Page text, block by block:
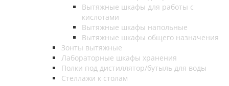
Вытяжные шкафы для работы с
кислотами
Вытяжные шкафы напольные
Вытяжные шкафы общего назначения
Зонты вытяжные
Лабораторные шкафы хранения
Полки под дистиллятор/бутыль для воды
Стеллажи к столам